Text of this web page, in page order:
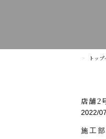
トッ
店舗2
2022/
施工